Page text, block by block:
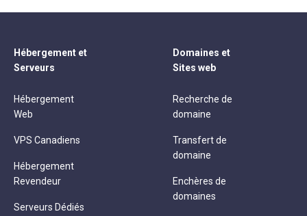
Hébergement et
Serveurs
Hébergement
Web
VPS Canadiens
Hébergement
Revendeur
Serveurs Dédiés
Domaines et
Sites web
Recherche de
domaine
Transfert de
domaine
Enchères de
domaines